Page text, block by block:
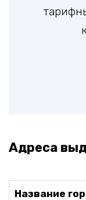
Адреса
Название